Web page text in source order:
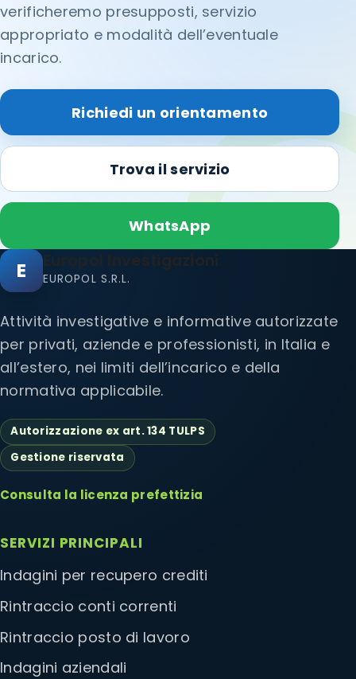
verificheremo presupposti, servizio
appropriato e modalità dell’eventuale
incarico.
Richiedi un orientamento
Trova il servizio
WhatsApp
E Europol Investigazioni
EUROPOL S.R.L.
Attività investigative e informative autorizzate
per privati, aziende e professionisti, in Italia e
all’estero, nei limiti dell’incarico e della
normativa applicabile.
Autorizzazione ex art. 134 TULPS
Gestione riservata
Consulta la licenza prefettizia
SERVIZI PRINCIPALI
Indagini per recupero crediti
Rintraccio conti correnti
Rintraccio posto di lavoro
Indagini aziendali